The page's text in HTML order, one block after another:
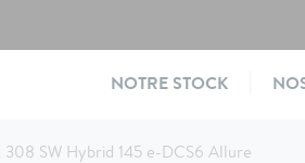
Main
NOTRE STOCK
308 SW Hybrid 145 e-DCS6 Allure